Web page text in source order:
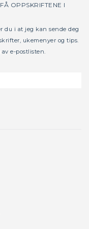
OPPSKRIFTENE I
du i at jeg kan sende deg
ukemenyer og tips.
e-postlisten.